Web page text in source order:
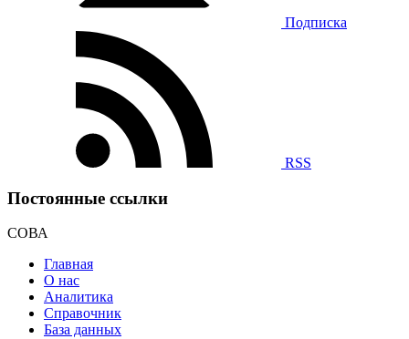
Подписка
RSS
Постоянные ссылки
СОВА
Главная
О нас
Аналитика
Справочник
База данных